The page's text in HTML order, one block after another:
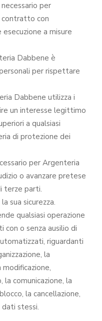
per
contratto con
a misure
Dabbene è
per rispettare
Dabbene utilizza i
un interesse legittimo
a qualsiasi
di protezione dei
per Argenteria
o avanzare pretese
terze parti.
sua sicurezza.
qualsiasi operazione
con o senza ausilio di
riguardanti
la
modificazione,
la comunicazione, la
la cancellazione,
stessi.